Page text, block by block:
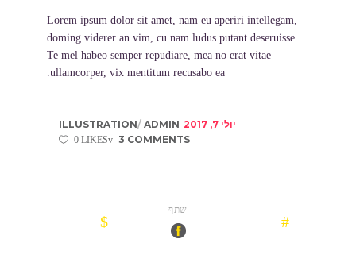
Lorem ipsum dolor sit amet, nam eu aperiri intellegam,
doming viderer an vim, cu nam ludus putant deseruisse.
Te mel habeo semper repudiare, mea no erat vitae
ullamcorper, vix mentitum recusabo ea.
יולי 7, 2017 ADMIN
ILLUSTRATION
3 COMMENTS
0 LIKES
שתף